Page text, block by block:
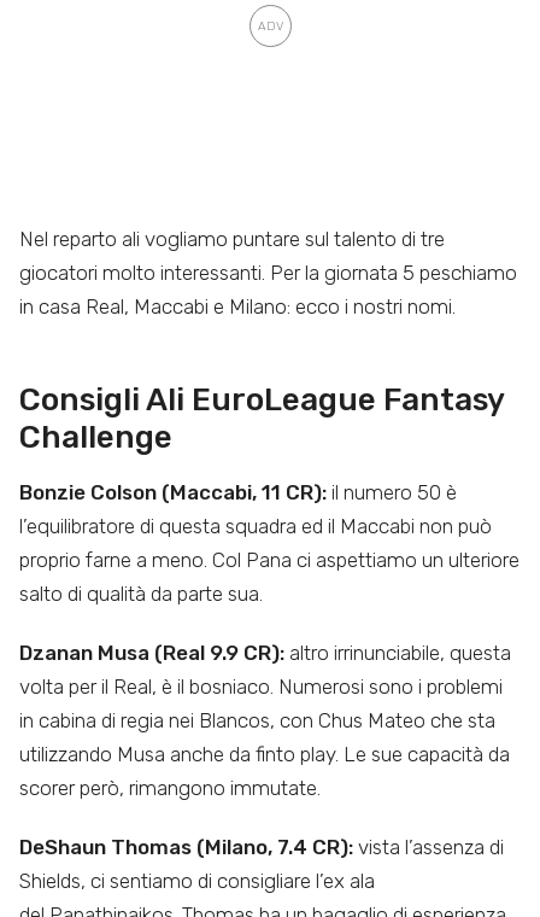
Nel reparto ali vogliamo puntare sul talento di tre
giocatori molto interessanti. Per la giornata 5 peschiamo
in casa Real, Maccabi e Milano: ecco i nostri nomi.
Consigli Ali EuroLeague Fantasy
Challenge
Bonzie Colson (Maccabi, 11 CR): il numero 50 è
l’equilibratore di questa squadra ed il Maccabi non può
proprio farne a meno. Col Pana ci aspettiamo un ulteriore
salto di qualità da parte sua.
Dzanan Musa (Real 9.9 CR): altro irrinunciabile, questa
volta per il Real, è il bosniaco. Numerosi sono i problemi
in cabina di regia nei Blancos, con Chus Mateo che sta
utilizzando Musa anche da finto play. Le sue capacità da
scorer però, rimangono immutate.
DeShaun Thomas (Milano, 7.4 CR): vista l’assenza di
Shields, ci sentiamo di consigliare l’ex ala